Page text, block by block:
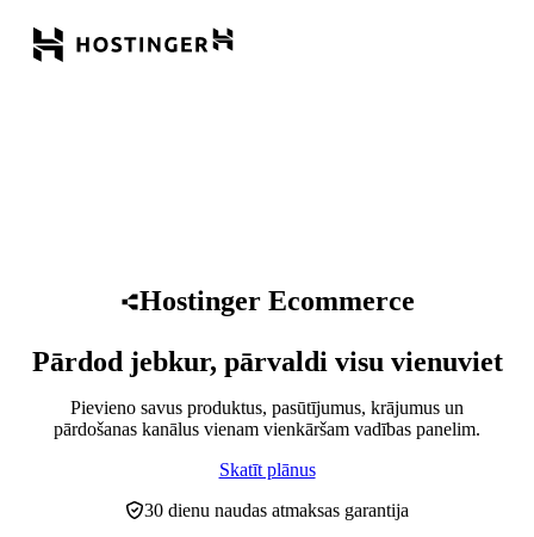
Hostinger Ecommerce
Pārdod jebkur, pārvaldi visu vienuviet
Pievieno savus produktus, pasūtījumus, krājumus un
pārdošanas kanālus vienam vienkāršam vadības panelim.
Skatīt plānus
30 dienu naudas atmaksas garantija